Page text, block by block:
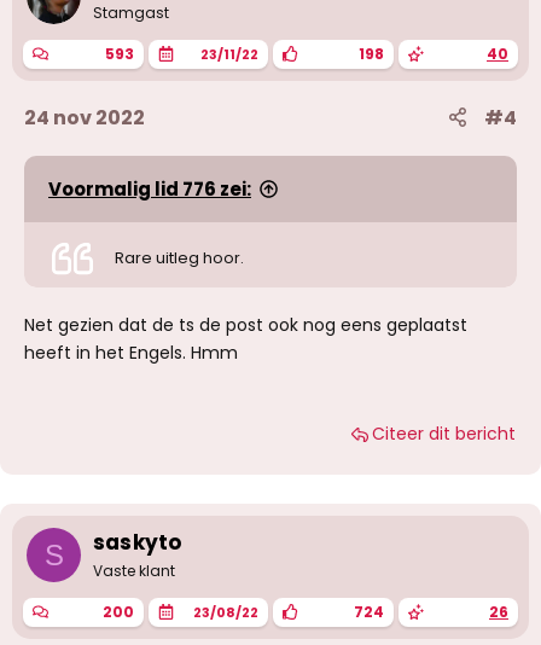
Stamgast
593 23/11/22 198 40
24 nov 2022 #4
Voormalig lid 776 zei:
Rare uitleg hoor.
Net gezien dat de ts de post ook nog eens geplaatst
heeft in het Engels. Hmm
Citeer dit bericht
S saskyto
Vaste klant
200 23/08/22 724 26